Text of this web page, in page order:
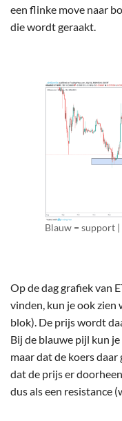
een flinke move naar
die wordt geraakt.
Blauw = support
Op de dag grafiek van
vinden, kun je ook zien
blok). De prijs wordt
Bij de blauwe pijl kun
maar dat de koers
dat de prijs er
dus als een resistance